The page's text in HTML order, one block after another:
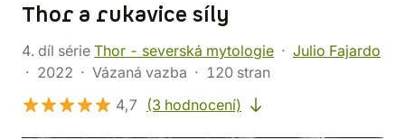
Thor a rukavice síly
4. díl série Thor - severská mytologie
Julio Fajardo
2022
Vázaná vazba
120 stran
4,7
(3 hodnocení)